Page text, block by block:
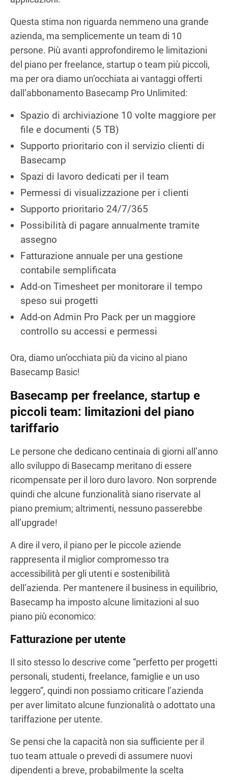
Questa stima non riguarda nemmeno una grande
azienda, ma semplicemente un team di 10
persone. Più avanti approfondiremo le limitazioni
del piano per freelance, startup o team più piccoli,
ma per ora diamo un’occhiata ai vantaggi offerti
dall’abbonamento Basecamp Pro Unlimited:
Spazio di archiviazione 10 volte maggiore per
file e documenti (5 TB)
Supporto prioritario con il servizio clienti di
Basecamp
Spazi di lavoro dedicati per il team
Permessi di visualizzazione per i clienti
Supporto prioritario 24/7/365
Possibilità di pagare annualmente tramite
assegno
Fatturazione annuale per una gestione
contabile semplificata
Add-on Timesheet per monitorare il tempo
speso sui progetti
Add-on Admin Pro Pack per un maggiore
controllo su accessi e permessi
Ora, diamo un’occhiata più da vicino al piano
Basecamp Basic!
Basecamp per freelance, startup e
piccoli team: limitazioni del piano
tariffario
Le persone che dedicano centinaia di giorni all’anno
allo sviluppo di Basecamp meritano di essere
ricompensate per il loro duro lavoro. Non sorprende
quindi che alcune funzionalità siano riservate al
piano premium; altrimenti, nessuno passerebbe
all’upgrade!
A dire il vero, il piano per le piccole aziende
rappresenta il miglior compromesso tra
accessibilità per gli utenti e sostenibilità
dell’azienda. Per mantenere il business in equilibrio,
Basecamp ha imposto alcune limitazioni al suo
piano più economico:
Fatturazione per utente
Il sito stesso lo descrive come “perfetto per progetti
personali, studenti, freelance, famiglie e un uso
leggero”, quindi non possiamo criticare l’azienda
per aver limitato alcune funzionalità o adottato una
tariffazione per utente.
Se pensi che la capacità non sia sufficiente per il
tuo team attuale o prevedi di assumere nuovi
dipendenti a breve, probabilmente la scelta